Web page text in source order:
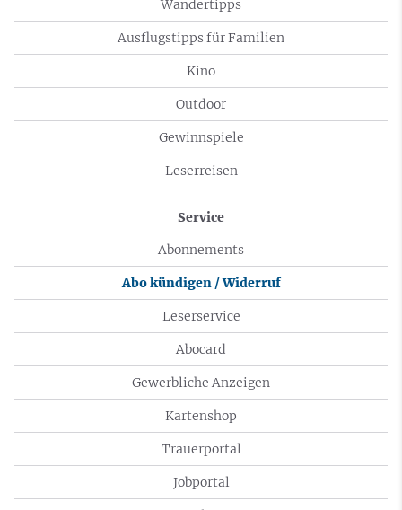
Wandertipps
Ausflugstipps für Familien
Kino
Outdoor
Gewinnspiele
Leserreisen
Service
Abonnements
Abo kündigen / Widerruf
Leserservice
Abocard
Gewerbliche Anzeigen
Kartenshop
Trauerportal
Jobportal